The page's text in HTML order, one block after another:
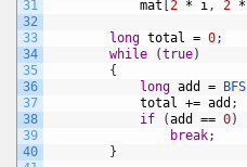
31
32
33
34
35
36
37
38
39
40
mat 2 * i, 2 *
long total = 0;
while
(true)
{
long add = BFS
total += add ;
if
(add == 0)
break;
}